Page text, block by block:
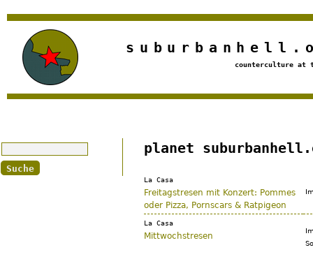
Jump to navigation
counterculture at
planet
La Casa
Freitagstresen mit Konzert: Pommes
oder Pizza, Pornscars & Ratpigeon
La Casa
Mittwochstresen
Suche